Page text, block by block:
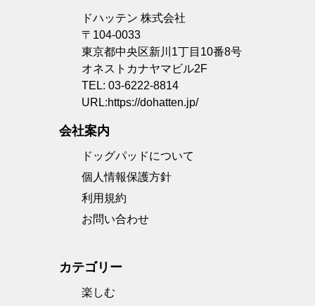
ドハッテン 株式会社
〒104-0033
東京都中央区新川1丁目10番8号
オネストカナヤマビル2F
TEL: 03-6222-8814
URL:https://dohatten.jp/
会社案内
ドッグパッドについて
個人情報保護方針
利用規約
お問い合わせ
カテゴリー
楽しむ